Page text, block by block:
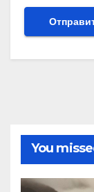
You